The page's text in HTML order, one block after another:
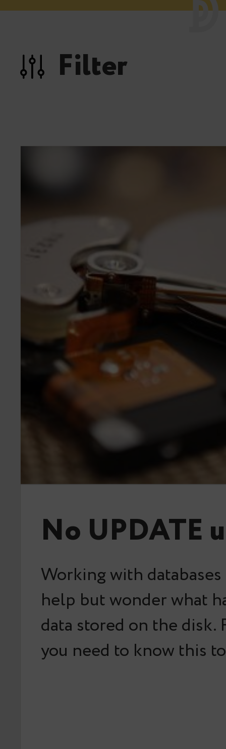
Filter
No UPDATE
Working with databases
help but wonder what
data stored on the disk.
you need to know this